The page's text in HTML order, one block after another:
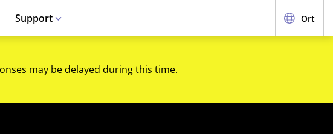
Support Ort
may be delayed during this time.